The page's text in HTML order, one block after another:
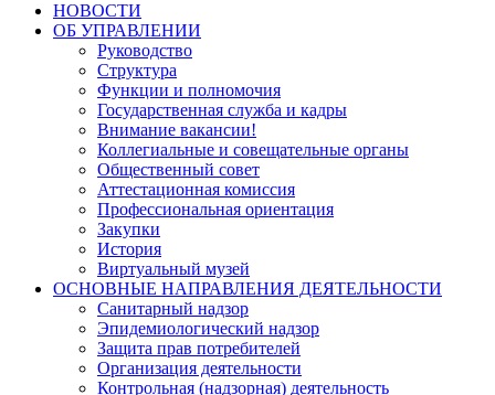
НОВОСТИ
ОБ УПРАВЛЕНИИ
Руководство
Структура
Функции и полномочия
Государственная служба и кадры
Внимание вакансии!
Коллегиальные и совещательные органы
Общественный совет
Аттестационная комиссия
Профессиональная ориентация
Закупки
История
Виртуальный музей
ОСНОВНЫЕ НАПРАВЛЕНИЯ ДЕЯТЕЛЬНОСТИ
Санитарный надзор
Эпидемиологический надзор
Защита прав потребителей
Организация деятельности
Контрольная (надзорная) деятельность